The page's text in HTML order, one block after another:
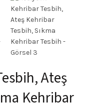
Ateş
Kehribar